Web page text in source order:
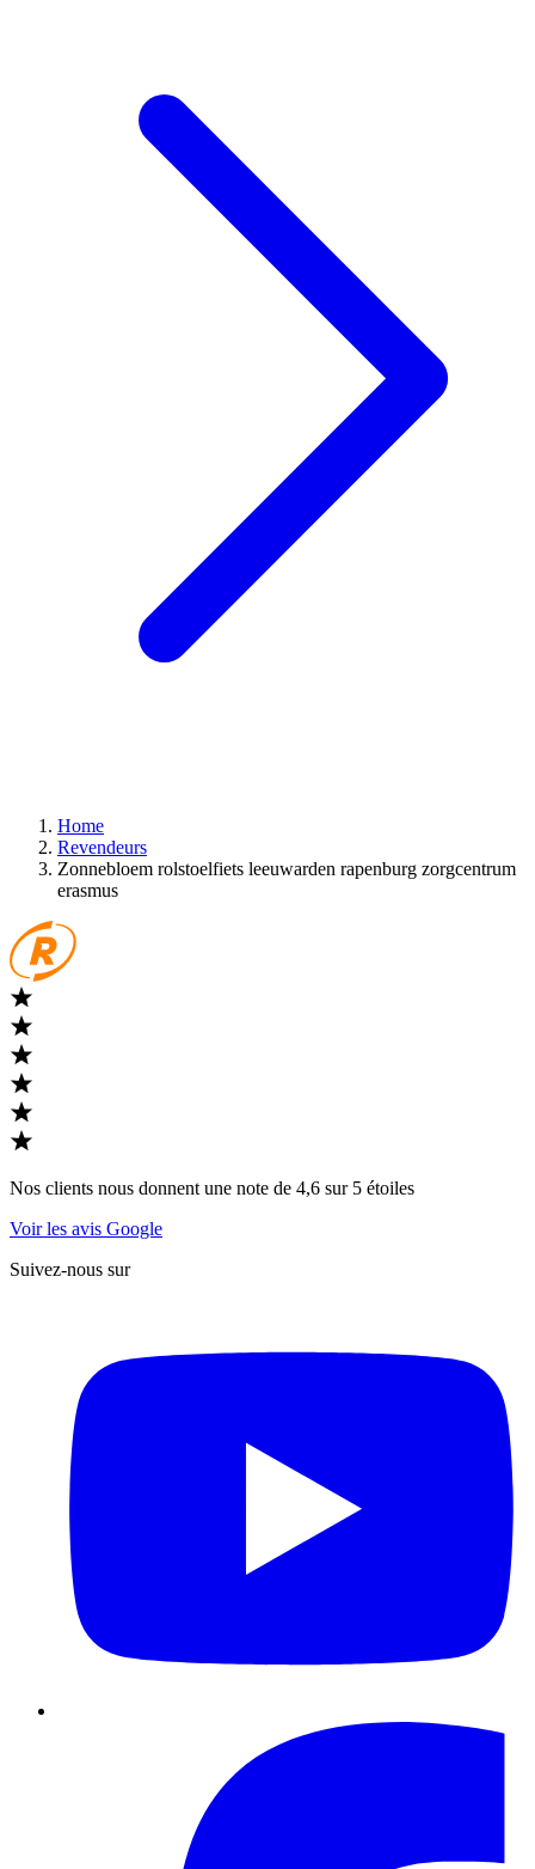
Home
Revendeurs
Zonnebloem rolstoelfiets leeuwarden rapenburg zorgcentrum
erasmus
Nos clients nous donnent une note de 4,6 sur 5 étoiles
Voir les avis Google
Suivez-nous sur